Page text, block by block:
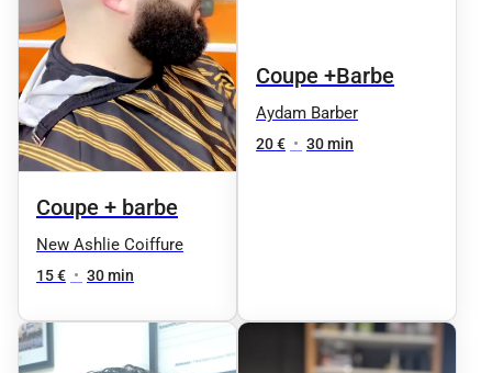
Coupe + barbe
New Ashlie Coiffure
15 € • 30 min
Coupe +Barbe
Aydam Barber
20 € • 30 min